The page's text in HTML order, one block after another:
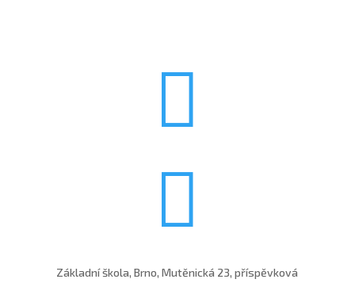


Základní škola, Brno, Mutěnická 23, příspěvková